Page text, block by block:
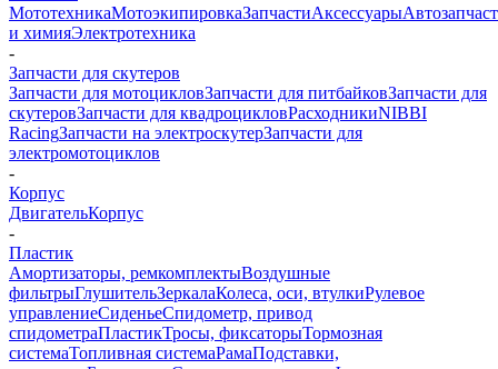
МототехникаМотоэкипировкаЗапчастиАксессуары
и химияЭлектротехника
-
Запчасти для скутеров
Запчасти для мотоцикловЗапчасти для питбайковЗапчасти для
скутеровЗапчасти для квадроцикловРасходникиNIBBI
RacingЗапчасти на электроскутерЗапчасти для
электромотоциклов
-
Корпус
ДвигательКорпус
-
Пластик
Амортизаторы, ремкомплектыВоздушные
фильтрыГлушительЗеркалаКолеса, оси, втулкиРулевое
управлениеСиденьеСпидометр, привод
спидометраПластикТросы, фиксаторыТормозная
системаТопливная системаРамаПодставки,